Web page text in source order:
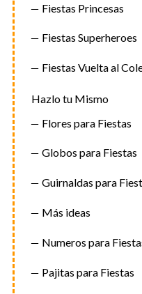
Fiestas Princesas
Fiestas Superheroes
Fiestas Vuelta al
Hazlo tu Mismo
Flores para Fiestas
Globos para Fiestas
Guirnaldas para
Más ideas
Numeros para
Pajitas para Fiestas